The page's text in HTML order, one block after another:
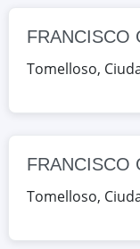
Google
Google
AV. DE
FRANCISCO
Tomelloso,
FRANCISCO
Tomelloso,